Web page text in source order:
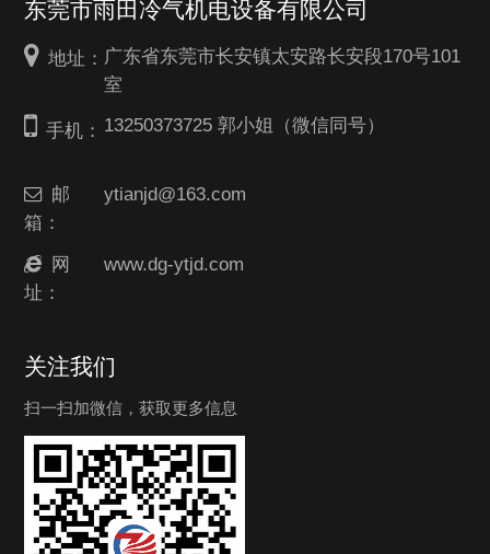
东莞市雨田冷气机电设备有限公司
地址： 广东省东莞市长安镇太安路长安段170号101
室
手机： 13250373725 郭小姐（微信同号）
邮
箱：
ytianjd@163.com
网
址：
www.dg-ytjd.com
关注我们
扫一扫加微信，获取更多信息